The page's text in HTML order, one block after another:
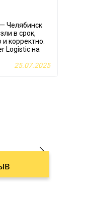
Челябинск
в срок,
корректно.
Logistic на
25.07.2025